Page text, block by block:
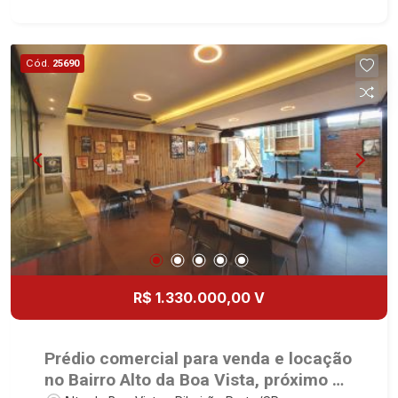
Cód. 25690
R$ 1.330.000,00 V
Prédio comercial para venda e locação
no Bairro Alto da Boa Vista, próximo a